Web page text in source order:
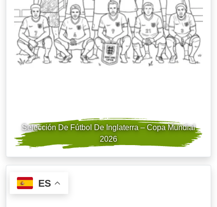
Selección De Fútbol De Inglaterra – Copa Mundial
2026
ES